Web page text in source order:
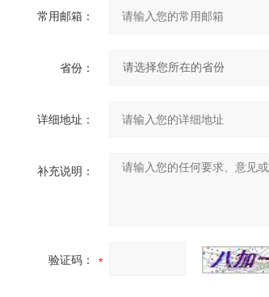
常用邮箱：
省份：
详细地址：
补充说明：
验证码：